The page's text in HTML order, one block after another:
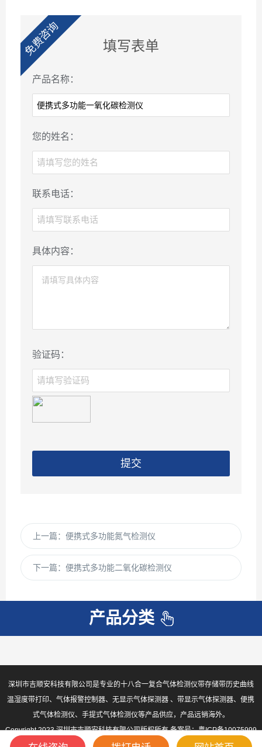
免费咨询 填写表单
产品名称：
您的姓名：
联系电话：
具体内容：
验证码：
提交
上一篇： 便携式多功能氮气检测仪
下一篇： 便携式多功能二氧化碳检测仪
产品分类
深圳市吉顺安科技有限公司是专业的十八合一复合气体检测仪带存储带历史曲线
温湿度带打印、气体报警控制器、无显示气体探测器 、带显示气体探测器、便携
式气体检测仪、手提式气体检测仪等产品供应，产品远销海外。
Copyright 2023 深圳市吉顺安科技有限公司版权所有 备案号：粤ICP备10075999
号-2 sitemap.xml